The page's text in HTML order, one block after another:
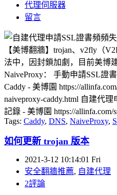
代理伺服器
留言
【美博翻牆】trojan、v2fly（
法中，因封鎖加劇，目前美博
NaiveProxy： 手動申請SSL證
Caddy - 美博園 https://
naiveproxy-caddy.html 自建代
記錄 - 美博園 https://allinfa.com/
Tags: Caddy, DNS, NaiveProxy,
如何更新 trojan 版本
2021-3-12 10:14:01 Fri
安全翻牆推薦, 自建代理
2評論